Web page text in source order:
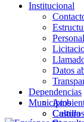
Institucional
Personal
Datos
Dependencias
Cultura
Municipios
Castillos